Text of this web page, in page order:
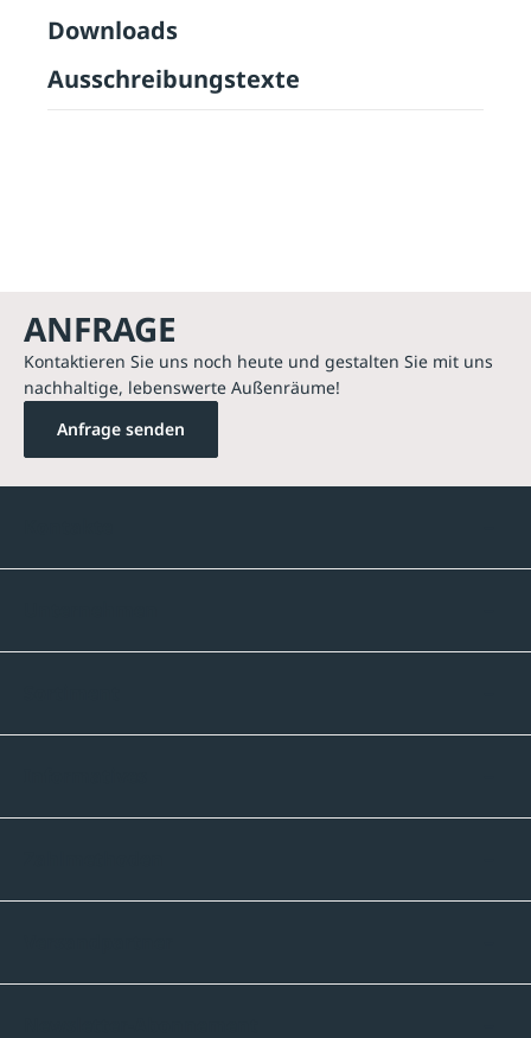
Downloads
Ausschreibungstexte
ANFRAGE
Kontaktieren Sie uns noch heute und gestalten Sie mit uns
nachhaltige, lebenswerte Außenräume!
Anfrage senden